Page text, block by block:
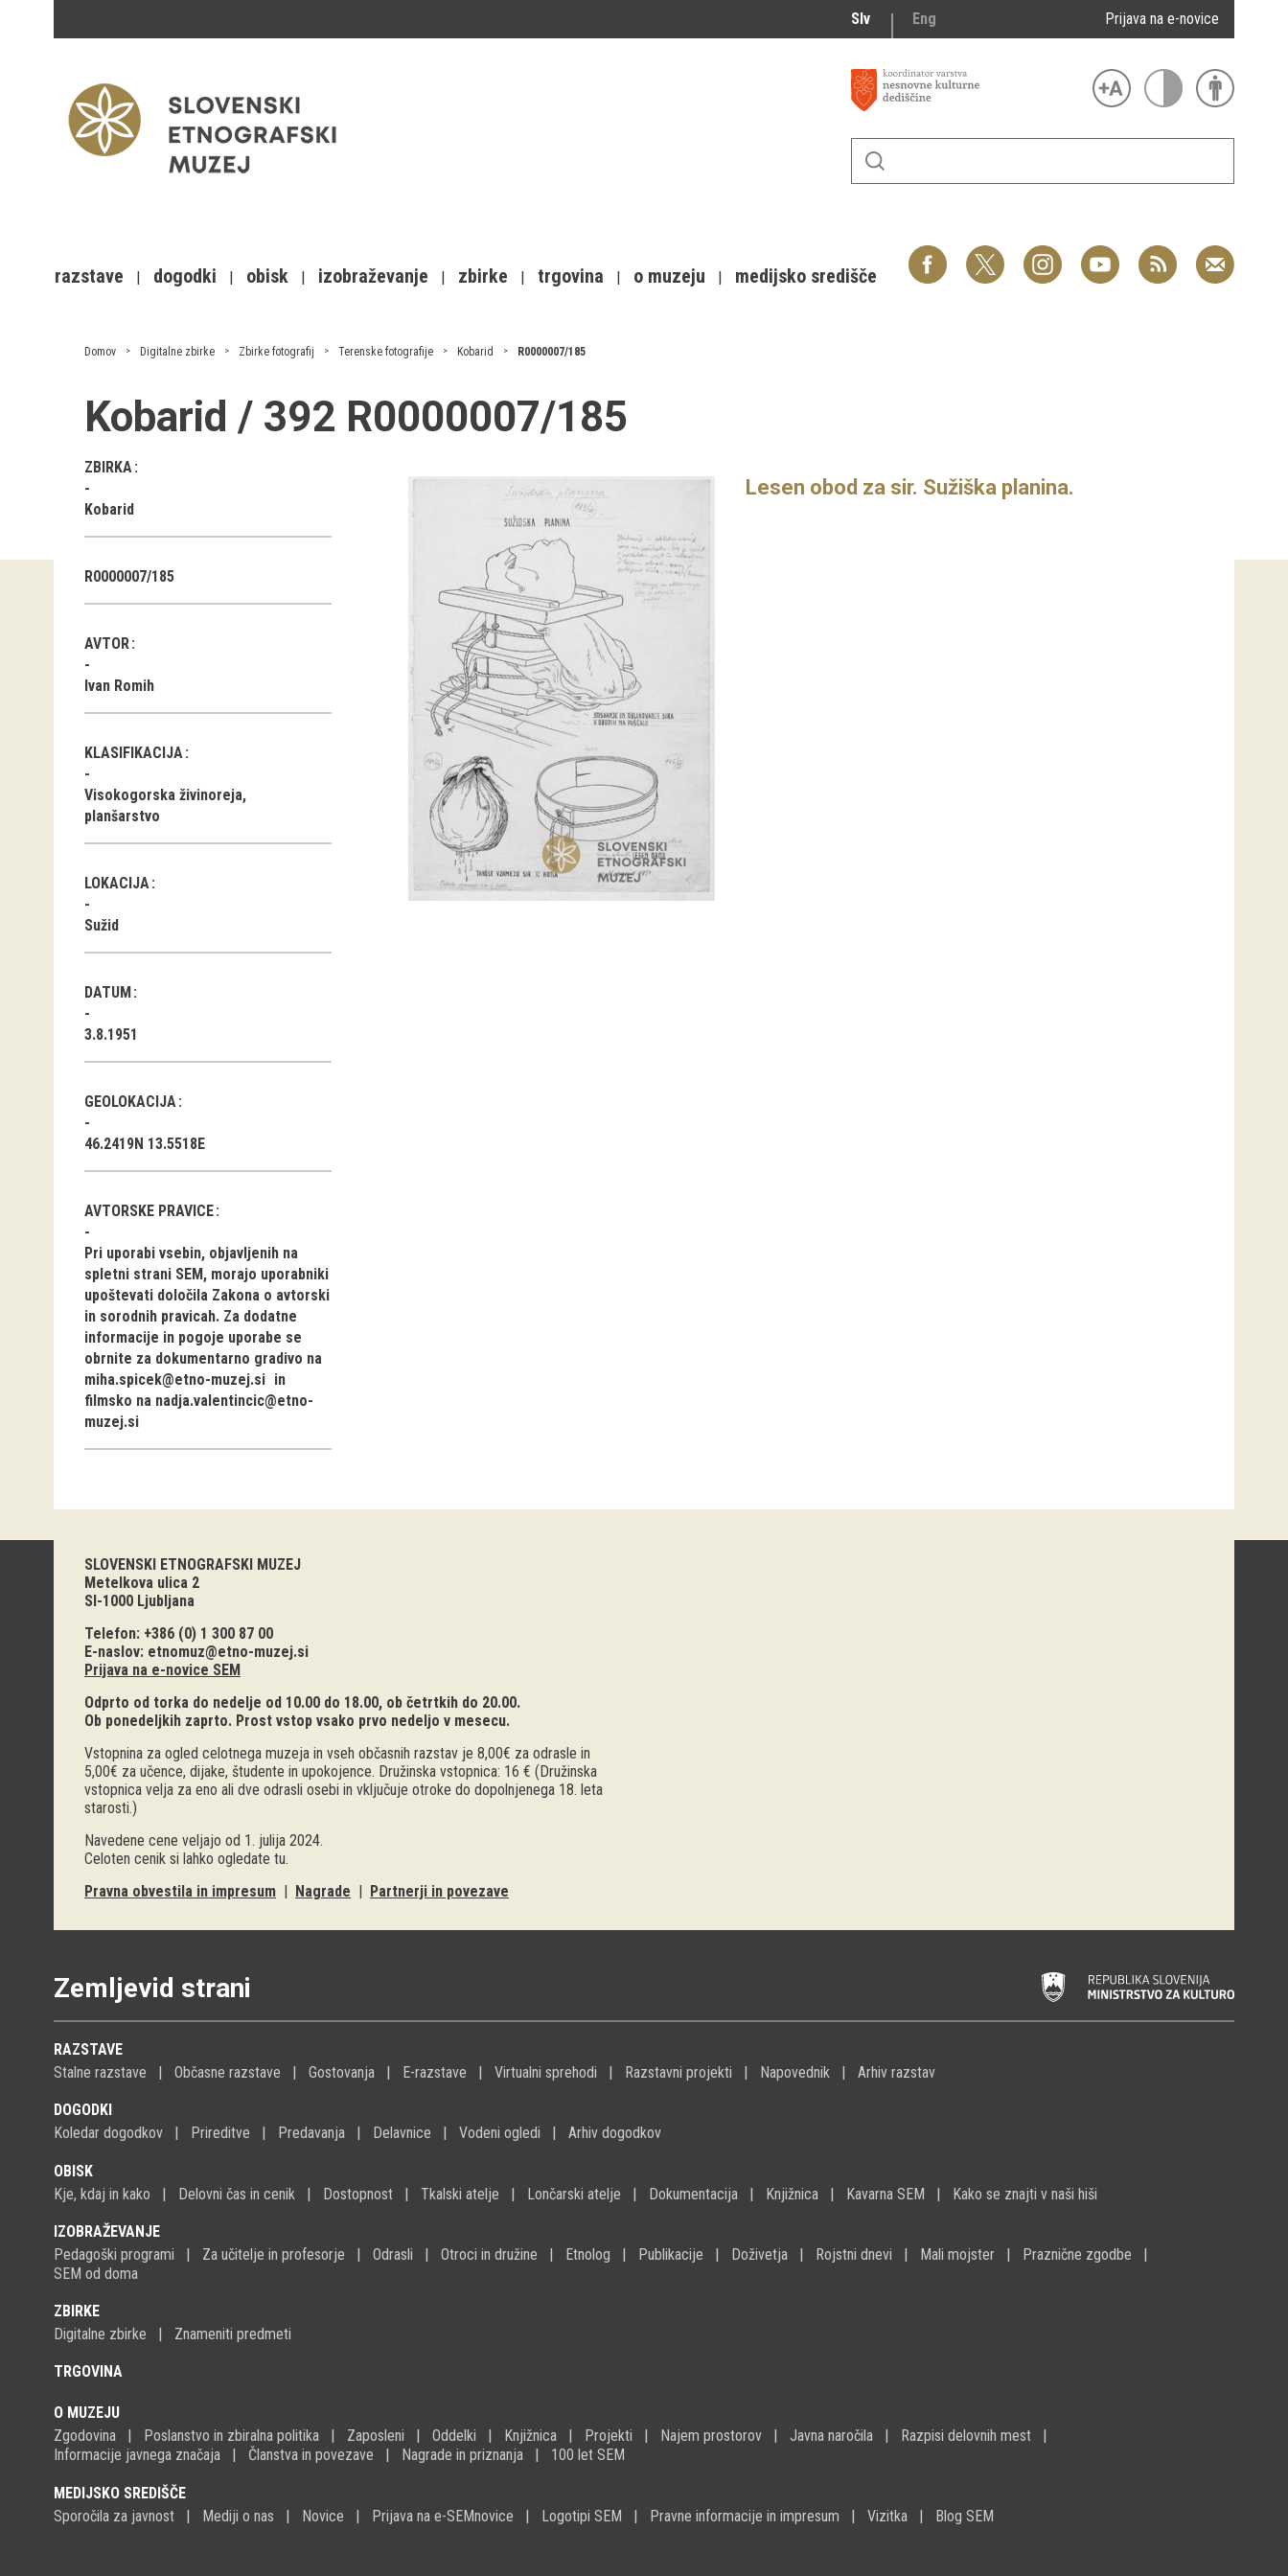
Slv Eng Prijava na e-novice
razstave dogodki obisk izobraževanje zbirke trgovina o muzeju medijsko središče
Domov Digitalne zbirke Zbirke fotografij Terenske fotografije Kobarid R0000007/185
Kobarid / 392 R0000007/185
ZBIRKA
Kobarid
R0000007/185
AVTOR
Ivan Romih
KLASIFIKACIJA
Visokogorska živinoreja,
planšarstvo
LOKACIJA
Sužid
DATUM
3.8.1951
GEOLOKACIJA
46.2419N 13.5518E
AVTORSKE PRAVICE
Pri uporabi vsebin, objavljenih na
spletni strani SEM, morajo uporabniki
upoštevati določila Zakona o avtorski
in sorodnih pravicah. Za dodatne
informacije in pogoje uporabe se
obrnite za dokumentarno gradivo na
miha.spicek@etno-muzej.si in
filmsko na nadja.valentincic@etno-
muzej.si
Lesen obod za sir. Sužiška planina.
SLOVENSKI ETNOGRAFSKI MUZEJ
Metelkova ulica 2
SI-1000 Ljubljana
Telefon: +386 (0) 1 300 87 00
E-naslov: etnomuz@etno-muzej.si
Prijava na e-novice SEM
Odprto od torka do nedelje od 10.00 do 18.00, ob četrtkih do 20.00.
Ob ponedeljkih zaprto. Prost vstop vsako prvo nedeljo v mesecu.
Vstopnina za ogled celotnega muzeja in vseh občasnih razstav je 8,00€ za odrasle in
5,00€ za učence, dijake, študente in upokojence. Družinska vstopnica: 16 € (Družinska
vstopnica velja za eno ali dve odrasli osebi in vključuje otroke do dopolnjenega 18. leta
starosti.)
Navedene cene veljajo od 1. julija 2024.
Celoten cenik si lahko ogledate tu.
Pravna obvestila in impresum | Nagrade | Partnerji in povezave
Zemljevid strani
RAZSTAVE
Stalne razstave
Občasne razstave Gostovanja E-razstave Virtualni sprehodi Razstavni projekti Napovednik Arhiv razstav
DOGODKI
Koledar dogodkov
Prireditve Predavanja Delavnice Vodeni ogledi Arhiv dogodkov
OBISK
Kje, kdaj in kako
Delovni čas in cenik Dostopnost Tkalski atelje Lončarski atelje Dokumentacija Knjižnica Kavarna SEM Kako se znajti v naši hiši
IZOBRAŽEVANJE
Pedagoški programi
Za učitelje in profesorje Odrasli Otroci in družine Etnolog Publikacije Doživetja Rojstni dnevi Mali mojster
Praznične zgodbe
SEM od doma
ZBIRKE
Digitalne zbirke
Znameniti predmeti
TRGOVINA
O MUZEJU
Zgodovina
Poslanstvo in zbiralna politika Zaposleni Oddelki Knjižnica Projekti Najem prostorov Javna naročila
Razpisi delovnih mest
Informacije javnega značaja
Članstva in povezave Nagrade in priznanja 100 let SEM
MEDIJSKO SREDIŠČE
Sporočila za javnost
Mediji o nas Novice Prijava na e-SEMnovice Logotipi SEM Pravne informacije in impresum Vizitka Blog SEM